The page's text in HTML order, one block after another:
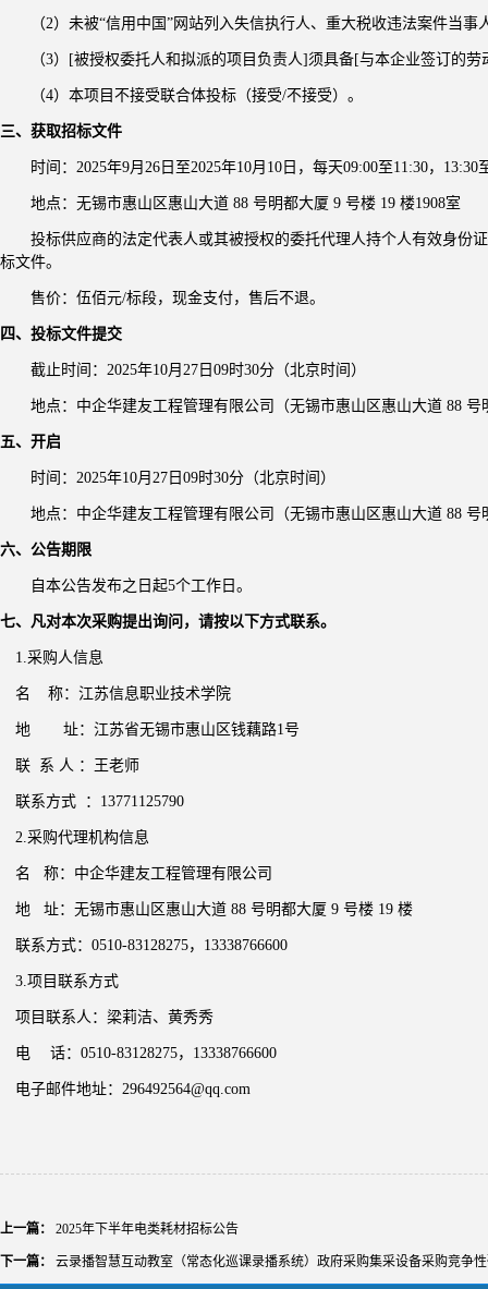
（2）未被“信用中国”网站列入失信执行人、重大税收违法案件当
（3）[被授权委托人和拟派的项目负责人]须具备[与本企业签订的
（4）本项目不接受联合体投标（接受/不接受）。
三、获取招标文件
时间： 2025年9月 26 日至2025年10月 10 日 ，每天09:00至11:30，13:30
地点： 无锡市惠山区 惠山大道 88 号明都大厦 9 号楼 19 楼1908室
投标供应商的法定代表人或其被授权的委托代理人持个人有效身份
标文件。
售价：伍佰元/标段，现金支付，售后不退。
四、 投标文件提交
截止时间： 2025年10月 27 日 09时30分 （北京时间）
地点： 中企华建友工程管理有限公司（无锡市惠山区 惠山大道 88 号
五、开启
时间： 2025年10月 27 日 09时30分 （北京时间）
地点： 中企华建友工程管理有限公司（无锡市惠山区惠山大道 88 号
六、公告期限
自本公告发布之日起5个工作日。
七、凡对本次采购提出询问，请按以下方式联系。
1.采购人信息
名 称： 江苏信息职业技术学院
地 址： 江苏省无锡市惠山区钱藕路1号
联 系 人 ：王老师
联系方式 ： 13771125790
2.采购代理机构信息
名 称： 中企华建友工程管理有限公司
地 址： 无锡市惠山区 惠山大道 88 号明都大厦 9 号楼 19 楼
联系方式： 0510-83128275，13338766600
3.项目联系方式
项目联系人： 梁莉洁、黄秀秀
电 话： 0510-83128275，13338766600
电子邮件地址： 296492564@qq.com
上一篇： 2025年下半年电类耗材招标公告
下一篇： 云录播智慧互动教室（常态化巡课录播系统）政府采购集采设备采购竞争